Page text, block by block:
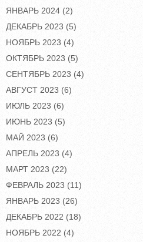
ЯНВАРЬ 2024 (2)
ДЕКАБРЬ 2023 (5)
НОЯБРЬ 2023 (4)
ОКТЯБРЬ 2023 (5)
СЕНТЯБРЬ 2023 (4)
АВГУСТ 2023 (6)
ИЮЛЬ 2023 (6)
ИЮНЬ 2023 (5)
МАЙ 2023 (6)
АПРЕЛЬ 2023 (4)
МАРТ 2023 (22)
ФЕВРАЛЬ 2023 (11)
ЯНВАРЬ 2023 (26)
ДЕКАБРЬ 2022 (18)
НОЯБРЬ 2022 (4)